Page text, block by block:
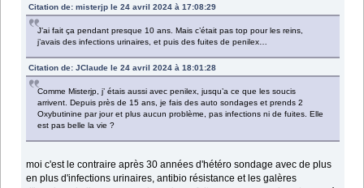
Citation de: misterjp le 24 avril 2024 à 17:08:29
J’ai fait ça pendant presque 10 ans. Mais c’était pas top pour les reins,
j’avais des infections urinaires, et puis des fuites de penilex…
Citation de: JClaude le 24 avril 2024 à 18:01:28
Comme Misterjp, j’ étais aussi avec penilex, jusqu’a ce que les soucis
arrivent. Depuis près de 15 ans, je fais des auto sondages et prends 2
Oxybutinine par jour et plus aucun problème, pas infections ni de fuites. Elle
est pas belle la vie ?
moi c'est le contraire après 30 années d'hétéro sondage avec de plus
en plus d'infections urinaires, antibio résistance et les galères